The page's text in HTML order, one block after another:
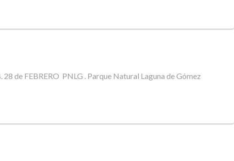
de FEBRERO PNLG . Parque Natural Laguna de Gómez